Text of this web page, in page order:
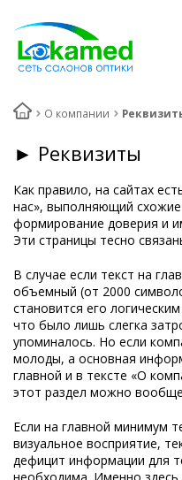
О компании
► Реквизиты
Как правило, на сайтах
нас», выполняющий
формирование доверия и
Эти страницы тесно
В случае если текст на
объемный (от 2000
становится его
что было лишь слегка
упоминалось. Но если
молоды, а основная
главной и в тексте «О
этот раздел можно
Если на главной минимум
визуальное восприятие,
дефицит информации для